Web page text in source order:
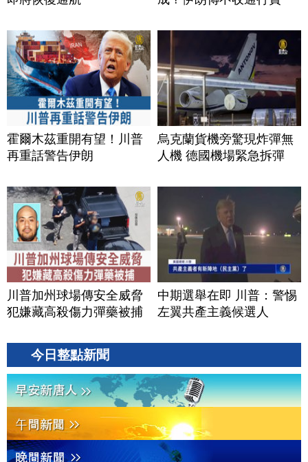
霍爾木茲重開有望！川普
再重話警告伊朗
烏克蘭貨機旁驚現炸彈無
人機 德國機場緊急拆彈
川普加州球場傳安全威脅
犯嫌藏高殺傷力彈藥被捕
中期選舉在即 川普：警惕
左翼共產主義候選人
今日整點新聞